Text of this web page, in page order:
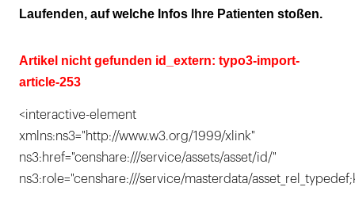
Laufenden, auf welche Infos Ihre Patienten stoßen.
Artikel nicht gefunden id_extern: typo3-import-
article-253
<interactive-element
xmlns:ns3="http://www.w3.org/1999/xlink"
ns3:href="censhare:///service/assets/asset/id/"
ns3:role="censhare:///service/masterdata/